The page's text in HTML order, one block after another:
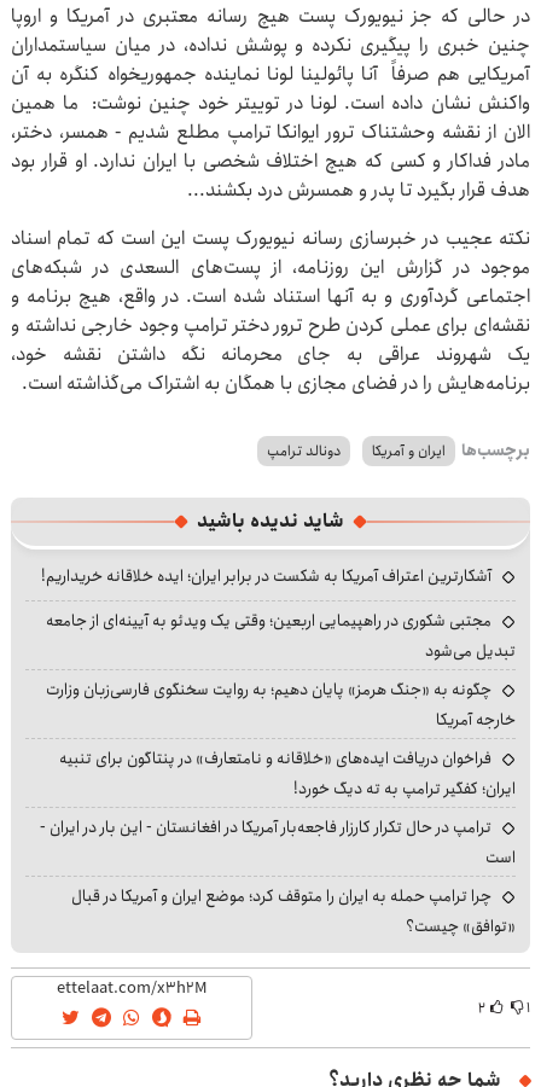
در حالی که جز نیویورک پست هیچ رسانه معتبری در آمریکا و اروپا
چنین خبری را پیگیری نکرده و پوشش نداده، در میان سیاستمداران
آمریکایی هم صرفاً آنا پائولینا لونا نماینده جمهوریخواه کنگره به آن
واکنش نشان داده است. لونا در توییتر خود چنین نوشت: ما همین
الان از نقشه وحشتناک ترور ایوانکا ترامپ مطلع شدیم - همسر، دختر،
مادر فداکار و کسی که هیچ اختلاف شخصی با ایران ندارد. او قرار بود
هدف قرار بگیرد تا پدر و همسرش درد بکشند...
نکته عجیب در خبرسازی رسانه نیویورک پست این است که تمام اسناد
موجود در گزارش این روزنامه، از پست‌های السعدی در شبکه‌های
اجتماعی گردآوری و به آنها استناد شده است. در واقع، هیچ برنامه و
نقشه‌ای برای عملی کردن طرح ترور دختر ترامپ وجود خارجی نداشته و
یک شهروند عراقی به جای محرمانه نگه داشتن نقشه خود،
برنامه‌هایش را در فضای مجازی با همگان به اشتراک می‌گذاشته است.
برچسب‌ها ایران و آمریکا دونالد ترامپ
شاید ندیده باشید
آشکارترین اعتراف آمریکا به شکست در برابر ایران؛ ایده خلاقانه خریداریم!
مجتبی شکوری در راهپیمایی اربعین؛ وقتی یک ویدئو به آیینه‌ای از جامعه
تبدیل می‌شود
چگونه به «جنگ هرمز» پایان دهیم؛ به روایت سخنگوی فارسی‌زبان وزارت
خارجه آمریکا
فراخوان دریافت ایده‌های «خلاقانه و نامتعارف» در پنتاگون برای تنبیه
ایران؛ کفگیر ترامپ به ته دیگ خورد!
ترامپ در حال تکرار کارزار فاجعه‌بار آمریکا در افغانستان - این بار در ایران -
است
چرا ترامپ حمله به ایران را متوقف کرد؛ موضع ایران و آمریکا در قبال
«توافق» چیست؟
۱ ۲
شما چه نظری دارید؟